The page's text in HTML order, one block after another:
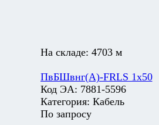
На складе: 4703 м
ПвБШвнг(А)-FRLS 1х50
Код ЭА: 7881-5596
Категория: Кабель
По запросу